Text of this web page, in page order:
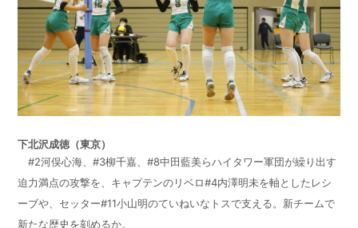
下北沢成徳（東京）
#2河俣心海、#3柳千嘉、#8中田藍美らハイタワー軍団が繰り出す
迫力満点の攻撃を、キャプテンのリベロ#4内澤明未を軸としたレシ
ーブや、セッター#11小山明のていねいなトスで支える。新チームで
新たな歴史を刻めるか。